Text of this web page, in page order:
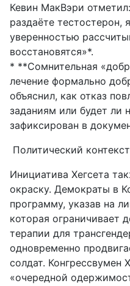
Кевин МакВэри
раздаёте тестостерон,
уверенностью
восстановятся»*.
* **Сомнительная
лечение формально
объяснил, как отказ
заданиям или будет ли
зафиксирован в
Политический контекст
Инициатива Хегсета
окраску. Демократы в
программу, указав на
которая ограничивает
терапии для
одновременно
солдат. Конгрессвумен
«очередной